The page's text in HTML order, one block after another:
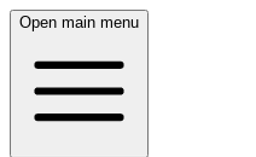
Open main menu